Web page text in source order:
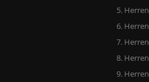
5. Herren
6. Herren
7. Herren
8. Herren
9. Herren